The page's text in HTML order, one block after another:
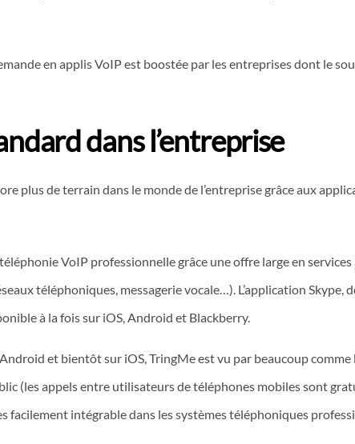
en applis VoIP est boostée par les entreprises dont le
dans l’entreprise
plus de terrain dans le monde de l’entreprise grâce aux
VoIP professionnelle grâce une offre large en
téléphoniques, messagerie vocale…). L’application Skype,
à la fois sur iOS, Android et Blackberry.
et bientôt sur iOS, TringMe est vu par beaucoup
(les appels entre utilisateurs de téléphones mobiles sont
intégrable dans les systèmes téléphoniques